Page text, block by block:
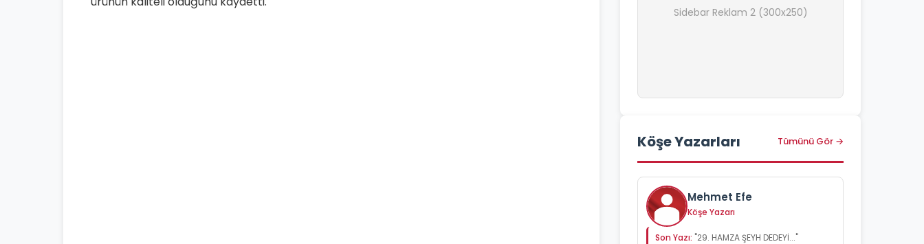
Sidebar Reklam 2 (300x250)
Köşe Yazarları Tümünü Gör →
Mehmet Efe
Köşe Yazarı
Son Yazı: "29. HAMZA ŞEYH DEDEYİ..."